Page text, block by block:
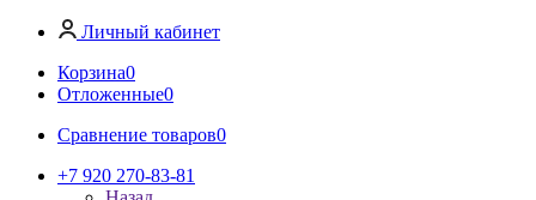
Личный кабинет
Корзина0
Отложенные0
Сравнение товаров0
+7 920 270-83-81